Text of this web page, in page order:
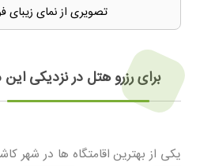
تصویری از نمای زیبای
برای رزرو هتل در نزدیکی
یکی از بهترین اقامتگاه ها در شهر